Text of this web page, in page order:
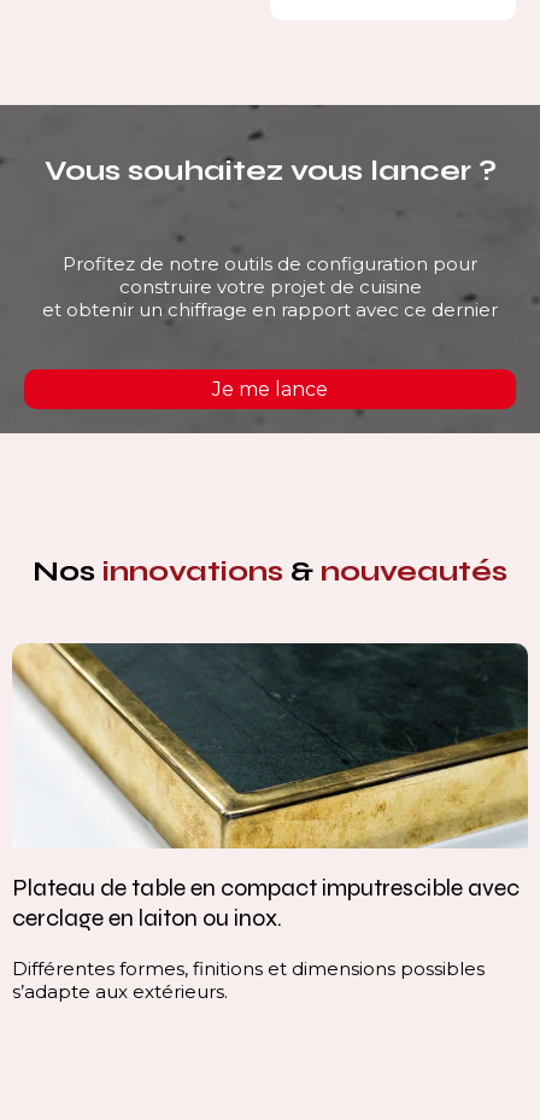
Vous souhaitez vous lancer ?
Profitez de notre outils de configuration pour
construire votre projet de cuisine
et obtenir un chiffrage en rapport avec ce dernier
Je me lance
Nos innovations & nouveautés
Plateau de table en compact imputrescible avec
cerclage en laiton ou inox.
Différentes formes, finitions et dimensions possibles
s’adapte aux extérieurs.